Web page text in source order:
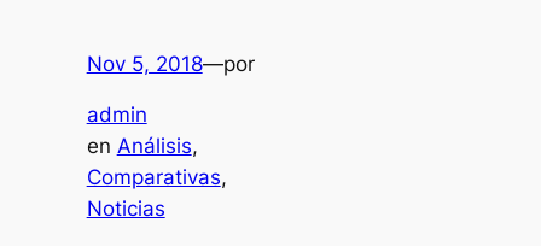
Nov 5, 2018—por
admin
en Análisis
Comparativas
Noticias